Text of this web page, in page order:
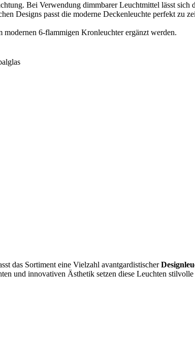
Bei Verwendung dimmbarer Leuchtmittel lässt sich
Designs passt die moderne Deckenleuchte perfekt zu
6-flammigen Kronleuchter ergänzt werden.
das Sortiment eine Vielzahl avantgardistischer
und innovativen Ästhetik setzen diese Leuchten